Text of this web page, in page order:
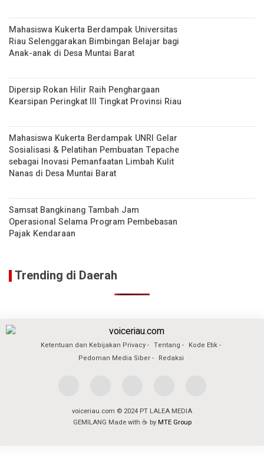
Mahasiswa Kukerta Berdampak Universitas
Riau Selenggarakan Bimbingan Belajar bagi
Anak-anak di Desa Muntai Barat
Dipersip Rokan Hilir Raih Penghargaan
Kearsipan Peringkat III Tingkat Provinsi Riau
Mahasiswa Kukerta Berdampak UNRI Gelar
Sosialisasi & Pelatihan Pembuatan Tepache
sebagai Inovasi Pemanfaatan Limbah Kulit
Nanas di Desa Muntai Barat
Samsat Bangkinang Tambah Jam
Operasional Selama Program Pembebasan
Pajak Kendaraan
Trending di Daerah
Ketentuan dan Kebijakan Privacy Tentang
Kode Etik
Pedoman Media Siber
Redaksi
voiceriau.com © 2024 PT LALEA MEDIA
GEMILANG Made with ☕ by MTE Group